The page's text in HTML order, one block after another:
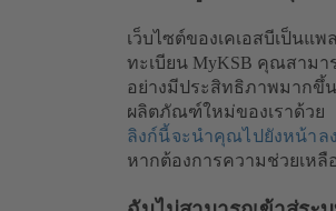
เว็บไซต์ของเคเอสบีเป็น
ทะเบียน MyKSB คุณสาม
อย่างมีประสิทธิภาพมากขึ้
ผลิตภัณฑ์ใหม่ของเราด้วย
ลิงก์นี้จะนำคุณไปยังหน้าล
หากต้องการความช่วยเห